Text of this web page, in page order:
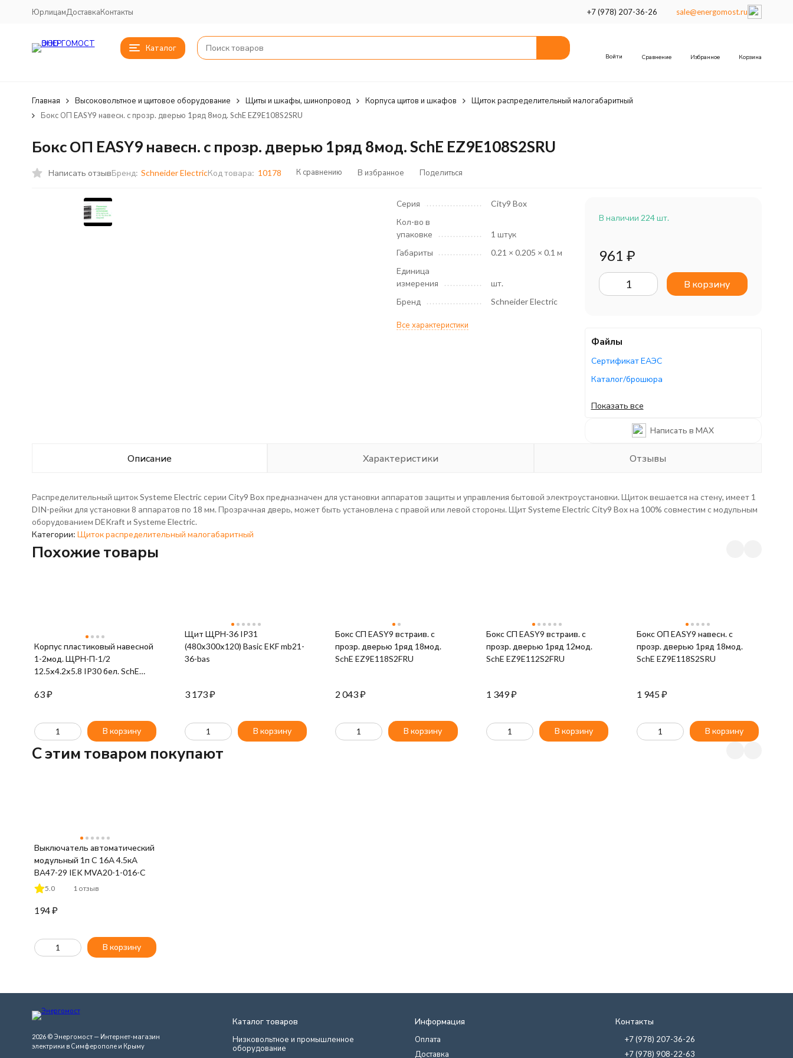
ЮрлицамДоставкаКонтакты +7 (978) 207-36-26 sale@energomost.ru
Каталог
Войти Сравнение Избранное Корзина
Главная Высоковольтное и щитовое оборудование Щиты и шкафы, шинопровод Корпуса щитов и шкафов
Щиток распределительный малогабаритный
Бокс ОП EASY9 навесн. с прозр. дверью 1ряд 8мод. SchE EZ9E108S2SRU
Бокс ОП EASY9 навесн. с прозр. дверью 1ряд 8мод. SchE EZ9E108S2SRU
Написать отзывБренд: Schneider ElectricКод товара: 10178 К сравнению В избранное Поделиться
Серия
City9 Box
Кол-во в
упаковке
1 штук
Габариты
0.21 × 0.205 × 0.1 м
Единица
измерения
шт.
Бренд
Schneider Electric
Все характеристики
В наличии 224 шт.
961 ₽
В корзину
Файлы
Сертификат ЕАЭС
Каталог/брошюра
Показать все
Написать в MAX
Описание Характеристики Отзывы
Распределительный щиток Systeme Electric серии City9 Box предназначен для установки аппаратов защиты и управления бытовой электроустановки. Щиток вешается на стену, имеет 1
DIN-рейки для установки 8 аппаратов по 18 мм. Прозрачная дверь, может быть установлена с правой или левой стороны. Щит Systeme Electric City9 Box на 100% совместим с модульным
оборудованием DEKraft и Systeme Electric.
Категории: Щиток распределительный малогабаритный
Похожие товары
Корпус пластиковый навесной
1-2мод. ЩРН-П-1/2
12.5х4.2х5.8 IP30 бел. SchE
63₽
В корзину
Щит ЩРН-36 IP31
(480х300х120) Basic EKF mb21-
36-bas
3 173₽
В корзину
Бокс СП EASY9 встраив. с
прозр. дверью 1ряд 18мод.
SchE EZ9E118S2FRU
2 043₽
В корзину
Бокс СП EASY9 встраив. с
прозр. дверью 1ряд 12мод.
SchE EZ9E112S2FRU
1 349₽
В корзину
Бокс ОП EASY9 навесн. с
прозр. дверью 1ряд 18мод.
SchE EZ9E118S2SRU
1 945₽
В корзину
C этим товаром покупают
Выключатель автоматический
модульный 1п C 16А 4.5кА
ВА47-29 IEK MVA20-1-016-C
5.0 1 отзыв
194₽
В корзину
2026 © Энергомост — Интернет-магазин
электрики в Симферополе и Крыму
Каталог товаров
Низковольтное и промышленное
оборудование
Информация
Оплата
Доставка
Контакты
+7 (978) 207-36-26
+7 (978) 908-22-63